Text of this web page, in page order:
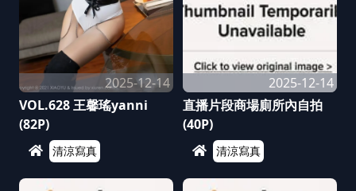
2025-12-14
VOL.628 王馨瑤yanni
(82P)
清涼寫真
2025-12-14
直播片段商場廁所內自拍
(40P)
清涼寫真